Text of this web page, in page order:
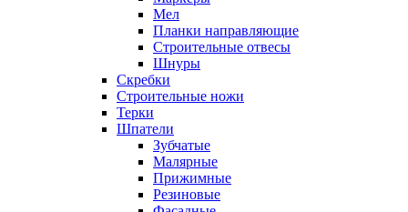
Мел
Планки направляющие
Строительные отвесы
Шнуры
Скребки
Строительные ножи
Терки
Шпатели
Зубчатые
Малярные
Прижимные
Резиновые